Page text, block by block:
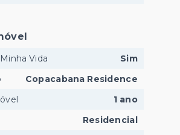
Vida
Sim
Copacabana Residence
1 ano
Residencial